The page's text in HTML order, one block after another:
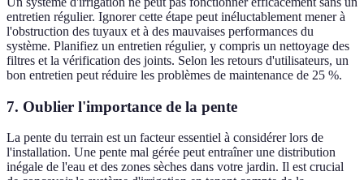
entretien régulier. Ignorer cette étape peut inéluctablement mener à
l'obstruction des tuyaux et à des mauvaises performances du
système. Planifiez un entretien régulier, y compris un nettoyage des
filtres et la vérification des joints. Selon les retours d'utilisateurs, un
bon entretien peut réduire les problèmes de maintenance de 25 %.
7. Oublier l'importance de la pente
La pente du terrain est un facteur essentiel à considérer lors de
l'installation. Une pente mal gérée peut entraîner une distribution
inégale de l'eau et des zones sèches dans votre jardin. Il est crucial